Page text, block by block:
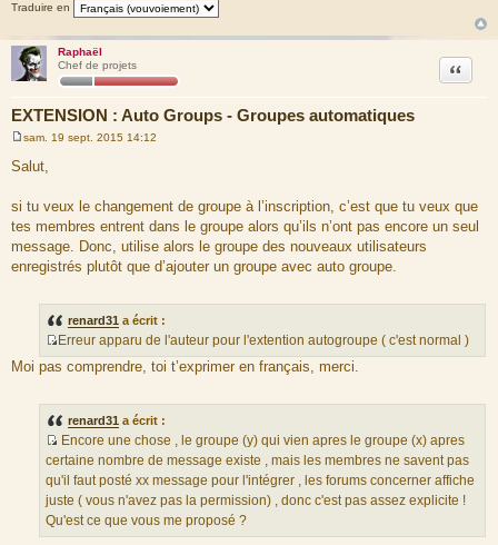
Traduire en
Raphaël
Chef de projets
EXTENSION : Auto Groups - Groupes automatiques
Citation
e
s
a
g
e
sam. 19 sept. 2015 14:12
Salut,
si tu veux le changement de groupe à l’inscription, c’est que tu veux que
tes membres entrent dans le groupe alors qu’ils n’ont pas encore un seul
message. Donc, utilise alors le groupe des nouveaux utilisateurs
enregistrés plutôt que d’ajouter un groupe avec auto groupe.
renard31 a écrit :
S
o
r
c
e
d
u
m
e
Erreur apparu de l'auteur pour l'extention autogroupe ( c'est normal )
Moi pas comprendre, toi t’exprimer en français, merci.
renard31 a écrit :
S
o
u
r
c
Encore une chose , le groupe (y) qui vien apres le groupe (x) apres
certaine nombre de message existe , mais les membres ne savent pas
qu'il faut posté xx message pour l'intégrer , les forums concerner affiche
juste ( vous n'avez pas la permission) , donc c'est pas assez explicite !
Qu'est ce que vous me proposé ?